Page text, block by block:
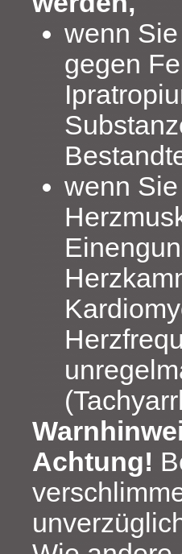
wenn
gegen
wenn
Achtung!